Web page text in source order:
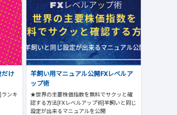
だけ
ンキ
羊飼い用マニュアル公開FXレベルア
ップ術
★世界の主要株価指数を無料でサクッと確
認する方法[FXレベルアップ術]羊飼いと同じ
設定が出来るマニュアルを公開